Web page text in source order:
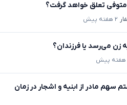
تعلق خواهد گرفت؟
۲ هفته پیش
زن می‌رسد یا فرزندان؟
مادر از ابنیه و اشجار در زمان